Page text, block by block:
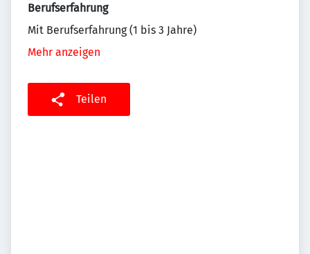
Berufserfahrung
Mit Berufserfahrung (1 bis 3 Jahre)
Mehr anzeigen
Teilen